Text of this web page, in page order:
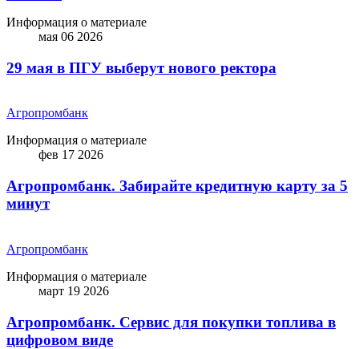
Информация о материале
мая 06 2026
29 мая в ПГУ выберут нового ректора
Агропромбанк
Информация о материале
фев 17 2026
Агропромбанк. Забирайте кредитную карту за 5
минут
Агропромбанк
Информация о материале
март 19 2026
Агропромбанк. Сервис для покупки топлива в
цифровом виде